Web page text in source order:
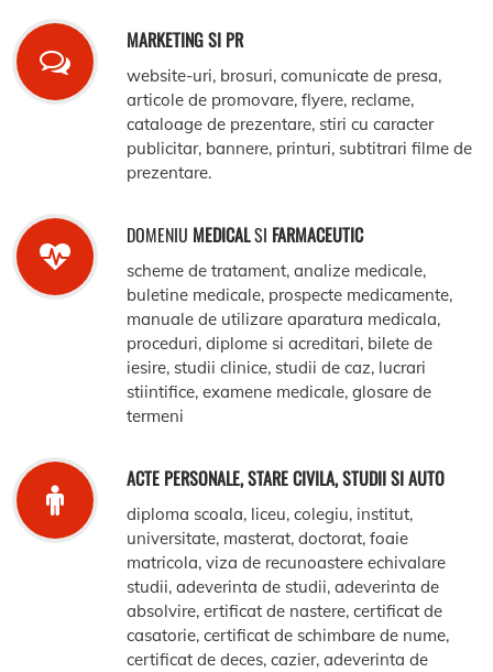
MARKETING SI PR
website-uri, brosuri, comunicate de presa,
articole de promovare, flyere, reclame,
cataloage de prezentare, stiri cu caracter
publicitar, bannere, printuri, subtitrari filme de
prezentare.
DOMENIU MEDICALSI FARMACEUTIC
scheme de tratament, analize medicale,
buletine medicale, prospecte medicamente,
manuale de utilizare aparatura medicala,
proceduri, diplome si acreditari, bilete de
iesire, studii clinice, studii de caz, lucrari
stiintifice, examene medicale, glosare de
termeni
ACTE PERSONALE, STARE CIVILA, STUDII SI AUTO
diploma scoala, liceu, colegiu, institut,
universitate, masterat, doctorat, foaie
matricola, viza de recunoastere echivalare
studii, adeverinta de studii, adeverinta de
absolvire, ertificat de nastere, certificat de
casatorie, certificat de schimbare de nume,
certificat de deces, cazier, adeverinta de